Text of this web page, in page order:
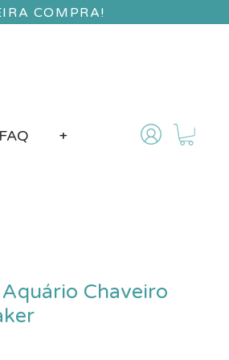
COMPRA!
FAQ +
Chaveiro